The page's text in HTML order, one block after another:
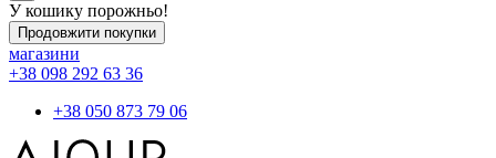
У кошику порожньо!
Продовжити покупки
магазини
+38 098 292 63 36
+38 050 873 79 06